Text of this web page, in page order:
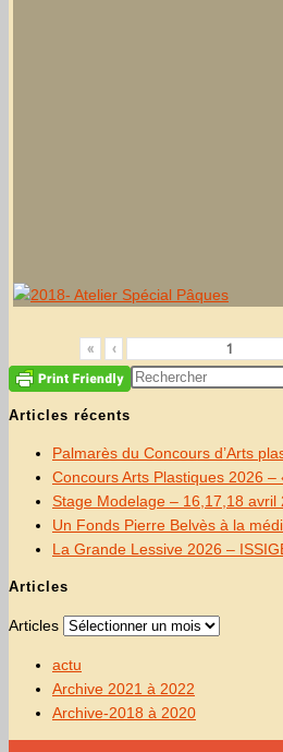
« ‹
Articles récents
Palmarès du Concours d’Arts
Concours Arts Plastiques 2026 –
Stage Modelage – 16,17,18 avril
Un Fonds Pierre Belvès à la
La Grande Lessive 2026 –
Articles
Articles
actu
Archive 2021 à 2022
Archive-2018 à 2020